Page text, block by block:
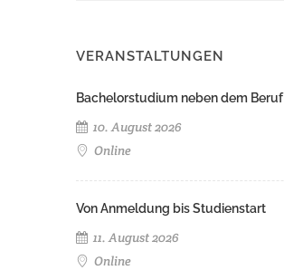
VERANSTALTUNGEN
Bachelorstudium neben dem Beruf
10. August 2026
Online
Von Anmeldung bis Studienstart
11. August 2026
Online